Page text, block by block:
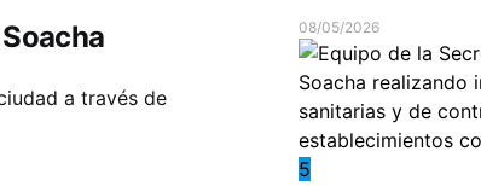
a través de
08/05/2026
5